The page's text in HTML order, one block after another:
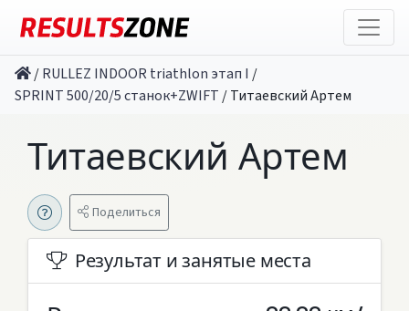
/RULLEZ INDOOR triathlon этап I /
SPRINT 500/20/5 станок+ZWIFT /Титаевский Артем
Титаевский Артем
Поделиться
Результат и занятые места